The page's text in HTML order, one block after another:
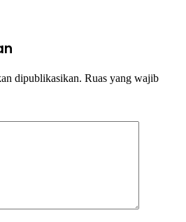
dipublikasikan. Ruas yang wajib